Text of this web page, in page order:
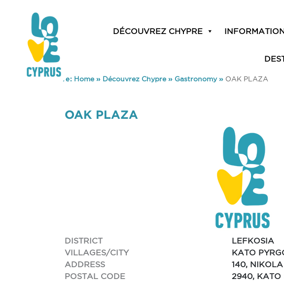
DÉCOUVREZ CHYPRE
You are here: Home» Découvrez Chypre» Gastronomy» OAK PLAZA
OAK PLAZA
DISTRICT
LEFKOSIA
VILLAGES/CITY
KATO
ADDRESS
140,
POSTAL CODE
2940, KATO